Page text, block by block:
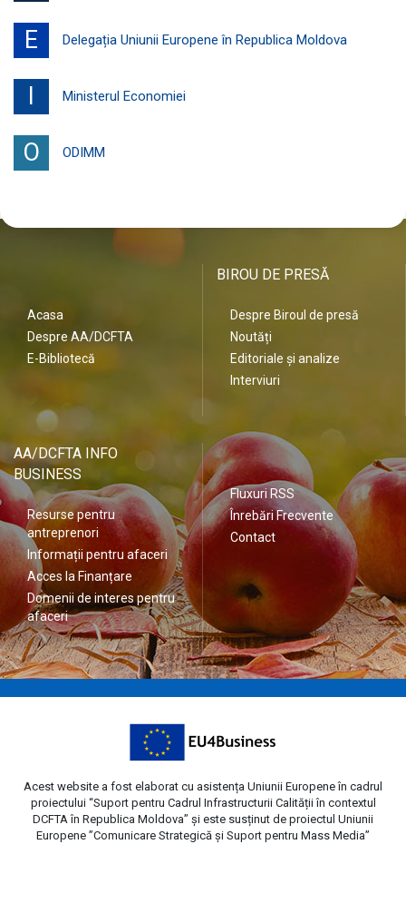
E Delegația Uniunii Europene în Republica Moldova
I Ministerul Economiei
O ODIMM
Acasa
Despre AA/DCFTA
E-Bibliotecă
BIROU DE PRESĂ
Despre Biroul de presă
Noutăți
Editoriale și analize
Interviuri
AA/DCFTA INFO
BUSINESS
Resurse pentru
antreprenori
Informații pentru afaceri
Acces la Finanțare
Domenii de interes pentru
afaceri
Fluxuri RSS
Înrebări Frecvente
Contact
Acest website a fost elaborat cu asistența Uniunii Europene în cadrul
proiectului “Suport pentru Cadrul Infrastructurii Calității în contextul
DCFTA în Republica Moldova” și este susținut de proiectul Uniunii
Europene ”Comunicare Strategică și Suport pentru Mass Media”